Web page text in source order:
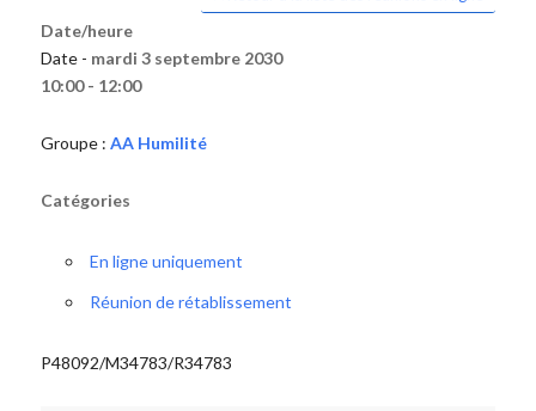
Date/heure
Date - mardi 3 septembre 2030
10:00 - 12:00
Groupe : AA Humilité
Catégories
En ligne uniquement
Réunion de rétablissement
P48092/M34783/R34783